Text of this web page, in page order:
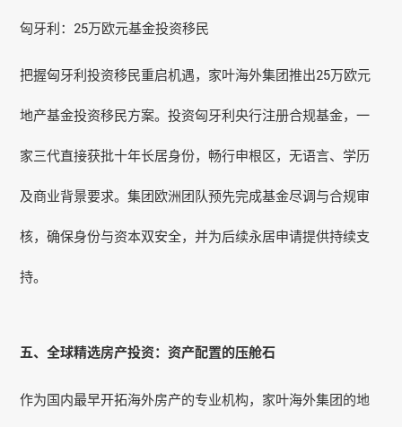
匈牙利：25万欧元基金投资移民
把握匈牙利投资移民重启机遇，家叶海外集团推出25万欧元
地产基金投资移民方案。投资匈牙利央行注册合规基金，一
家三代直接获批十年长居身份，畅行申根区，无语言、学历
及商业背景要求。集团欧洲团队预先完成基金尽调与合规审
核，确保身份与资本双安全，并为后续永居申请提供持续支
持。
五、全球精选房产投资：资产配置的压舱石
作为国内最早开拓海外房产的专业机构，家叶海外集团的地